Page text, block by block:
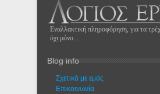
Εναλλακτική πληροφόρηση, για τα
όχι μόνο...
Blog info
Σχετικά με εμάς
Eπικοινωνία